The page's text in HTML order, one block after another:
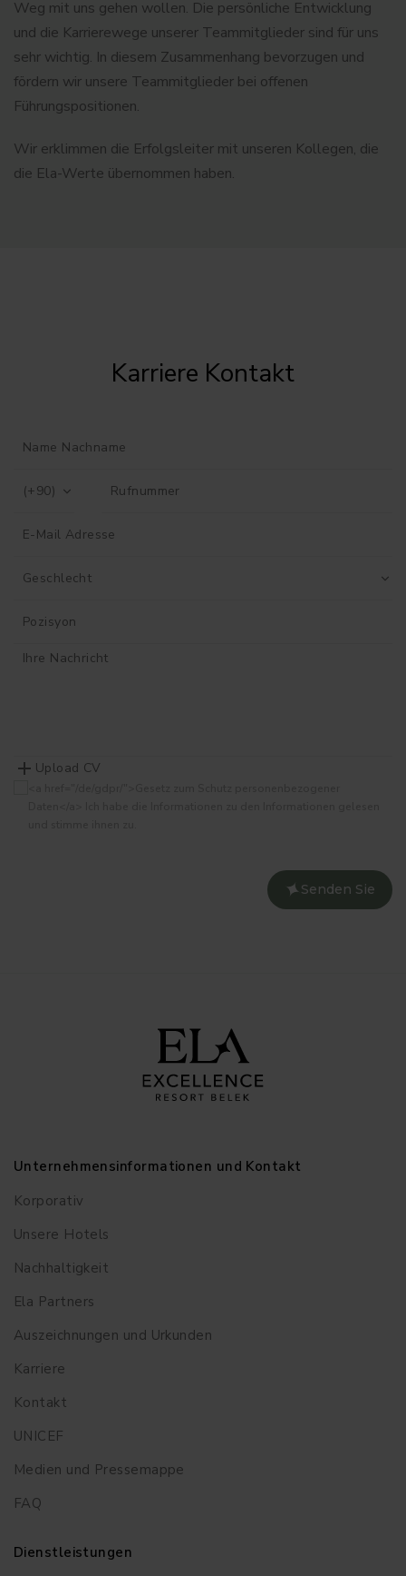
Weg mit uns gehen wollen. Die persönliche Entwicklung
und die Karrierewege unserer Teammitglieder sind für uns
sehr wichtig. In diesem Zusammenhang bevorzugen und
fördern wir unsere Teammitglieder bei offenen
Führungspositionen.
Wir erklimmen die Erfolgsleiter mit unseren Kollegen, die
die Ela-Werte übernommen haben.
Karriere Kontakt
Upload CV
Senden Sie
Unternehmensinformationen und Kontakt
Korporativ
Unsere Hotels
Nachhaltigkeit
Ela Partners
Auszeichnungen und Urkunden
Karriere
Kontakt
UNICEF
Medien und Pressemappe
FAQ
Dienstleistungen